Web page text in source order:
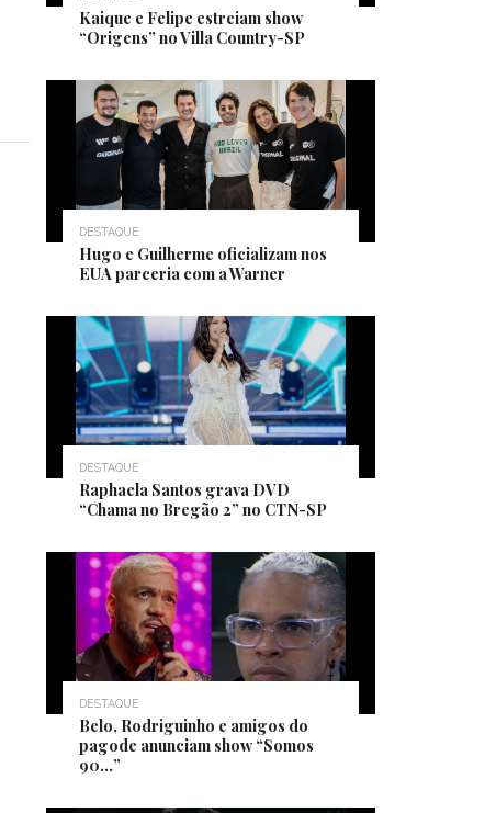
Kaique e Felipe estreiam show
“Origens” no Villa Country-SP
DESTAQUE
Hugo e Guilherme oficializam nos
EUA parceria com a Warner
DESTAQUE
Raphaela Santos grava DVD
“Chama no Bregão 2” no CTN-SP
DESTAQUE
Belo, Rodriguinho e amigos do
pagode anunciam show “Somos
90…”